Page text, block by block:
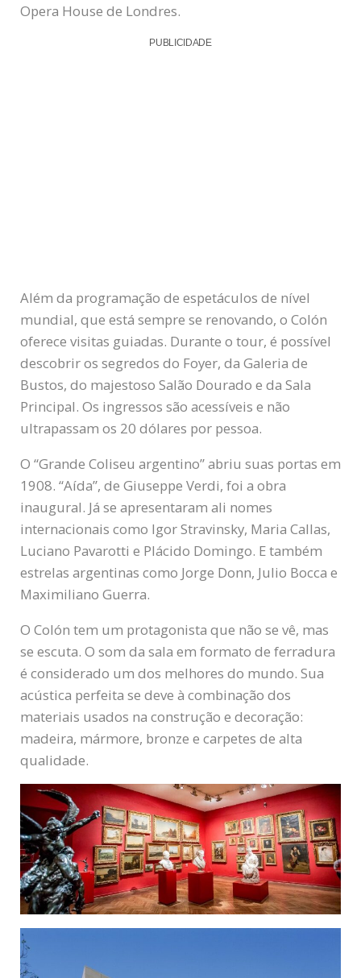
Opera House de Londres.
PUBLICIDADE
Além da programação de espetáculos de nível
mundial, que está sempre se renovando, o Colón
oferece visitas guiadas. Durante o tour, é possível
descobrir os segredos do Foyer, da Galeria de
Bustos, do majestoso Salão Dourado e da Sala
Principal. Os ingressos são acessíveis e não
ultrapassam os 20 dólares por pessoa.
O “Grande Coliseu argentino” abriu suas portas em
1908. “Aída”, de Giuseppe Verdi, foi a obra
inaugural. Já se apresentaram ali nomes
internacionais como Igor Stravinsky, Maria Callas,
Luciano Pavarotti e Plácido Domingo. E também
estrelas argentinas como Jorge Donn, Julio Bocca e
Maximiliano Guerra.
O Colón tem um protagonista que não se vê, mas
se escuta. O som da sala em formato de ferradura
é considerado um dos melhores do mundo. Sua
acústica perfeita se deve à combinação dos
materiais usados na construção e decoração:
madeira, mármore, bronze e carpetes de alta
qualidade.